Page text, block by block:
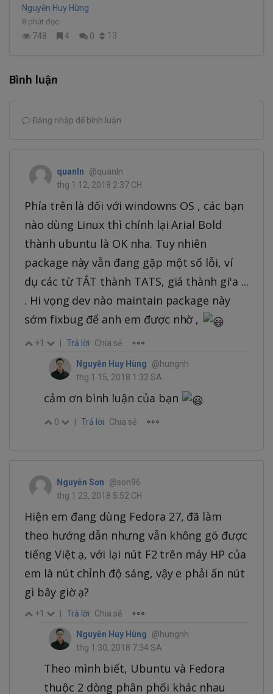
Nguyễn Huy Hùng
8 phút đọc
748 4 0 13
Bình luận
Đăng nhập để bình luận
quanln
@quanln
thg 1 12, 2018 2:37 CH
Phía trên là đối với windowns OS , các bạn
nào dùng Linux thì chỉnh lại Arial Bold
thành ubuntu là OK nha. Tuy nhiên
package này vẫn đang gặp một số lỗi, ví
dụ các từ TẮT thành TATS, giá thành gi'a ...
. Hi vọng dev nào maintain package này
sớm fixbug để anh em được nhờ ,
+1 Trả lời Chia sẻ
Nguyễn Huy Hùng
@hungnh
thg 1 15, 2018 1:32 SA
cảm ơn bình luận của bạn
0 | Trả lời Chia sẻ
Nguyễn Sơn
@son96
thg 1 23, 2018 5:52 CH
Hiện em đang dùng Fedora 27, đã làm
theo hướng dẫn nhưng vẫn không gõ được
tiếng Việt ạ, với lại nút F2 trên máy HP của
em là nút chỉnh độ sáng, vậy e phải ấn nút
gì bây giờ ạ?
+1 | Trả lời Chia sẻ
Nguyễn Huy Hùng
@hungnh
thg 1 30, 2018 7:34 SA
Theo mình biết, Ubuntu và Fedora
thuộc 2 dòng phân phối khác nhau